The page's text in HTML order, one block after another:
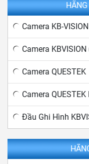
Camera KB-
Camera KBVISION
Camera QUESTEK
Camera QUESTEK
Đầu Ghi Hình